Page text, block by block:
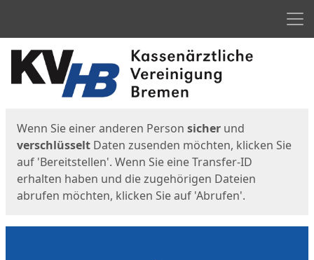
Start
Wenn Sie einer anderen Person sicher und
verschlüsselt Daten zusenden möchten, klicken Sie
auf 'Bereitstellen'. Wenn Sie eine Transfer-ID
erhalten haben und die zugehörigen Dateien
abrufen möchten, klicken Sie auf 'Abrufen'.